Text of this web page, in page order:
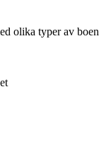
olika typer av